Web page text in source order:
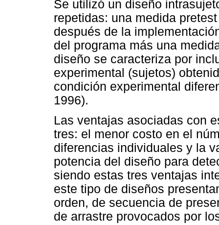
Se utilizó un diseño
repetidas: una medida
después de la
del programa más una
diseño se caracteriza por
experimental (sujetos)
condición experimental
1996).
Las ventajas asociadas con
tres: el menor costo en el
diferencias individuales y la
potencia del diseño para
siendo estas tres ventajas
este tipo de diseños
orden, de secuencia de
de arrastre provocados por